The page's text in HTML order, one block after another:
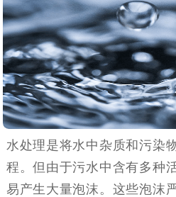
水处理是将水中杂质和污染
程。但由于污水中含有多种
易产生大量泡沫。这些泡沫